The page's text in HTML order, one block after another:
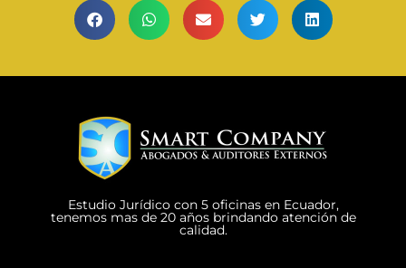
Estudio Jurídico con 5 oficinas en Ecuador,
tenemos mas de 20 años brindando atención de
calidad.